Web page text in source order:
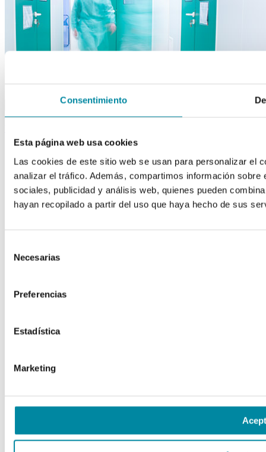
Consentimiento
Esta página web usa cookies
Las cookies de este sitio web se usan para personalizar el
analizar el tráfico. Además, compartimos información
sociales, publicidad y análisis web, quienes pueden
hayan recopilado a partir del uso que haya hecho de sus
Necesarias
Preferencias
Estadística
Marketing
Apuntarme a la newsletter
Acepto los Términos y Condiciones